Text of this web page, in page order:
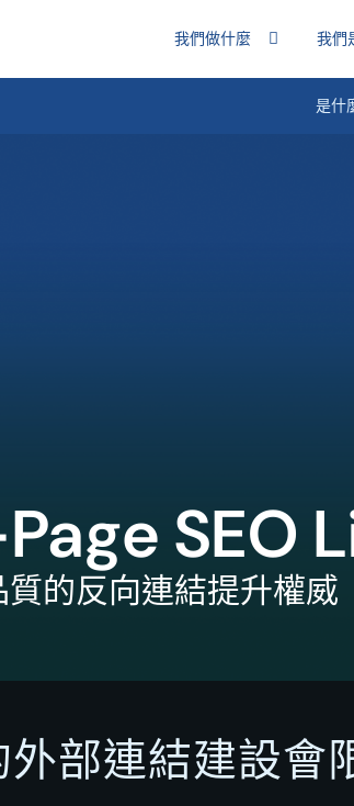
我們做什麼 我們
是什
SEO
的反向連結提升權威
部連結建設會